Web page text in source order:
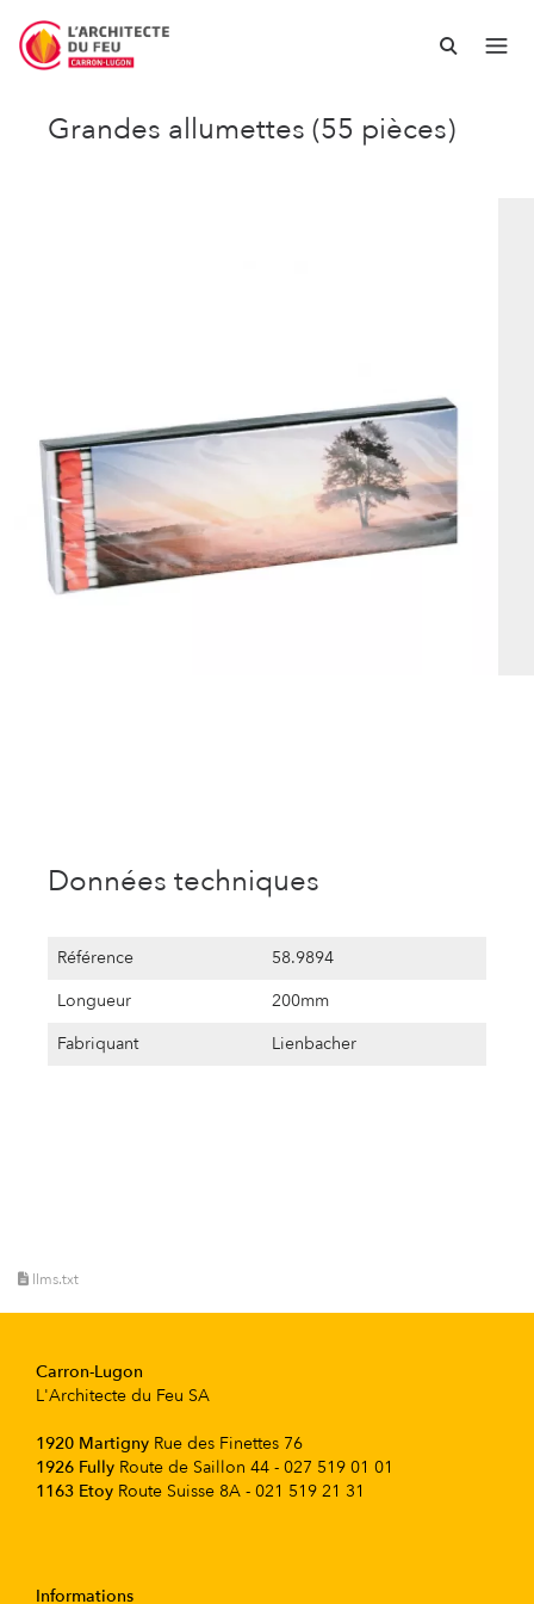
Grandes allumettes (55 pièces)
Données techniques
Référence
58.9894
Longueur
200mm
Fabriquant
Lienbacher
llms.txt
Carron-Lugon
L'Architecte du Feu SA
1920 Martigny Rue des Finettes 76
1926 Fully Route de Saillon 44 - 027 519 01 01
1163 Etoy Route Suisse 8A - 021 519 21 31
Informations